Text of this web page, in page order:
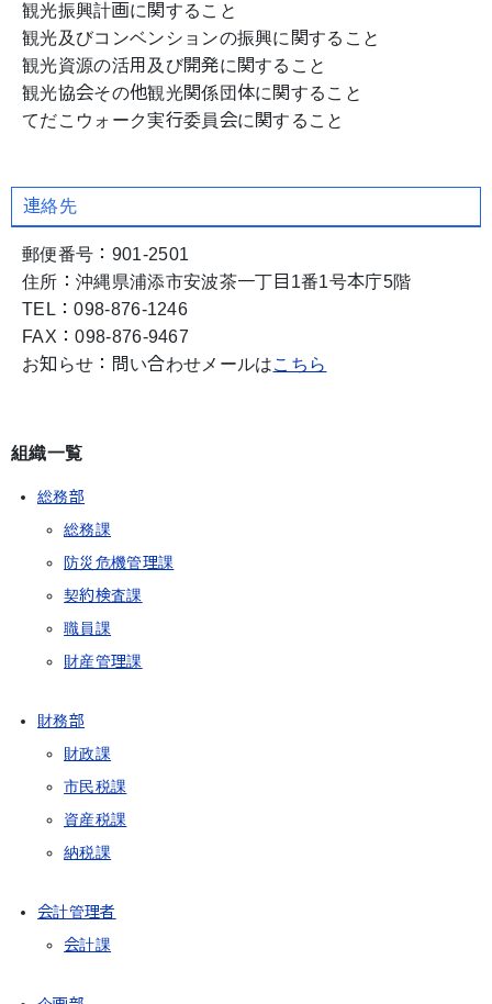
観光振興計画に関すること
観光及びコンベンションの振興に関すること
観光資源の活用及び開発に関すること
観光協会その他観光関係団体に関すること
てだこウォーク実行委員会に関すること
連絡先
郵便番号：901-2501
住所：沖縄県浦添市安波茶一丁目1番1号本庁5階
TEL：098-876-1246
FAX：098-876-9467
お知らせ：問い合わせメールはこちら
組織一覧
総務部
総務課
防災危機管理課
契約検査課
職員課
財産管理課
財務部
財政課
市民税課
資産税課
納税課
会計管理者
会計課